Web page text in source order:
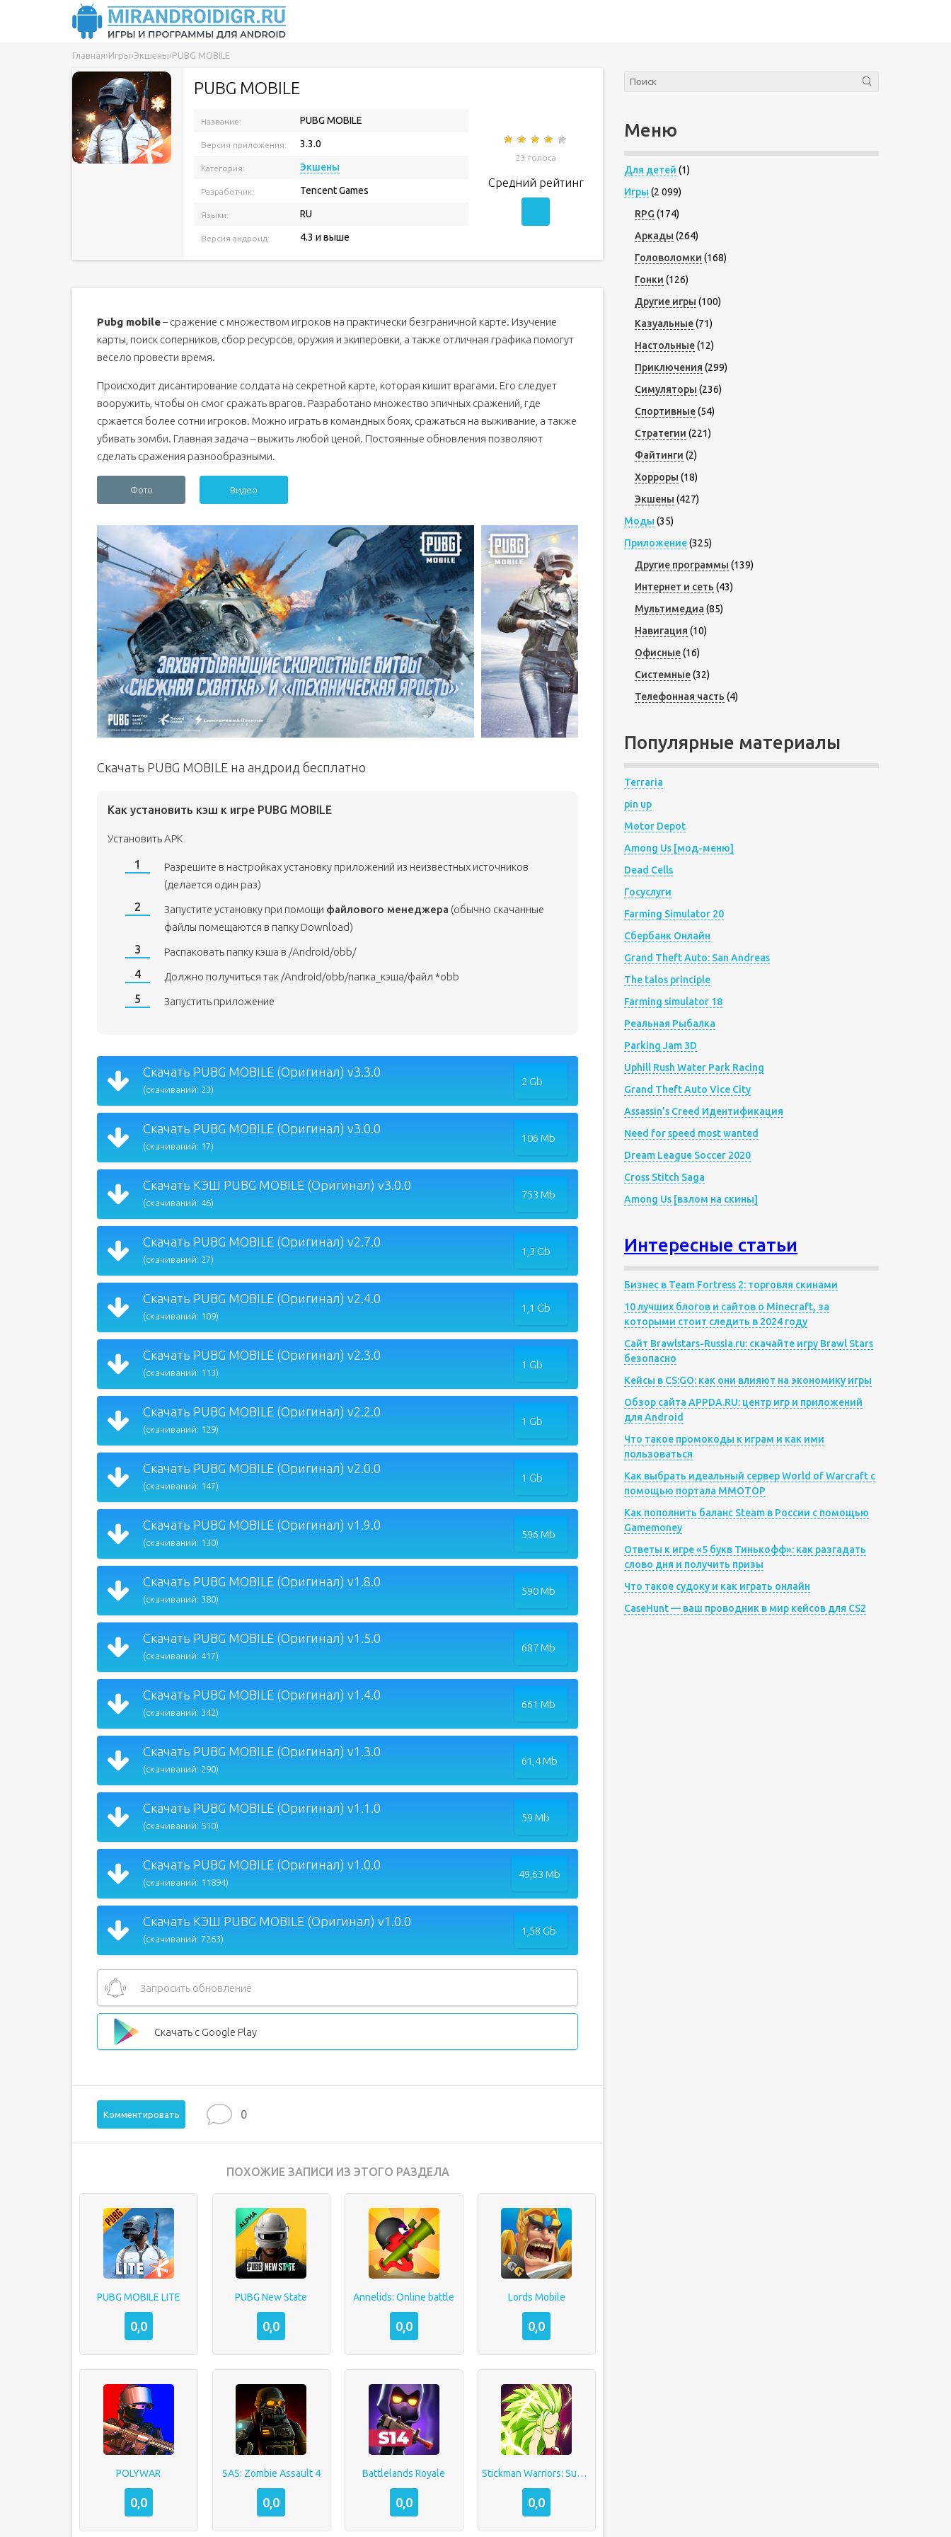
Главная›Игры›Экшены›PUBG MOBILE
PUBG MOBILE
Название: PUBG MOBILE
Версия приложения: 3.3.0
Категория: Экшены
Разработчик: Tencent Games
Языки: RU
Версия андроид: 4.3 и выше
23 голоса
Средний рейтинг
Pubg mobile– сражение с множеством игроков на практически безграничной карте. Изучение
карты, поиск соперников, сбор ресурсов, оружия и экиперовки, а также отличная графика помогут
весело провести время.
Происходит дисантирование солдата на секретной карте, которая кишит врагами. Его следует
вооружить, чтобы он смог сражать врагов. Разработано множество эпичных сражений, где
сржается более сотни игроков. Можно играть в командных боях, сражаться на выживание, а также
убивать зомби. Главная задача – выжить любой ценой. Постоянные обновления позволяют
сделать сражения разнообразными.
Фото Видео
Скачать PUBG MOBILE на андроид бесплатно
Как установить кэш к игре PUBG MOBILE
Установить APK
Разрешите в настройках установку приложений из неизвестных источников
(делается один раз)
Запустите установку при помощи файлового менеджера (обычно скачанные
файлы помещаются в папку Download)
Распаковать папку кэша в /Android/obb/
Должно получиться так /Android/obb/папка_кэша/файл *obb
Запустить приложение
Скачать PUBG MOBILE (Оригинал) v3.3.0
(скачиваний: 23)
2 Gb
Скачать PUBG MOBILE (Оригинал) v3.0.0
(скачиваний: 17)
106 Mb
Скачать КЭШ PUBG MOBILE (Оригинал) v3.0.0
(скачиваний: 46)
753 Mb
Скачать PUBG MOBILE (Оригинал) v2.7.0
(скачиваний: 27)
1,3 Gb
Скачать PUBG MOBILE (Оригинал) v2.4.0
(скачиваний: 109)
1,1 Gb
Скачать PUBG MOBILE (Оригинал) v2.3.0
(скачиваний: 113)
1 Gb
Скачать PUBG MOBILE (Оригинал) v2.2.0
(скачиваний: 129)
1 Gb
Скачать PUBG MOBILE (Оригинал) v2.0.0
(скачиваний: 147)
1 Gb
Скачать PUBG MOBILE (Оригинал) v1.9.0
(скачиваний: 130)
596 Mb
Скачать PUBG MOBILE (Оригинал) v1.8.0
(скачиваний: 380)
590 Mb
Скачать PUBG MOBILE (Оригинал) v1.5.0
(скачиваний: 417)
687 Mb
Скачать PUBG MOBILE (Оригинал) v1.4.0
(скачиваний: 342)
661 Mb
Скачать PUBG MOBILE (Оригинал) v1.3.0
(скачиваний: 290)
61,4 Mb
Скачать PUBG MOBILE (Оригинал) v1.1.0
(скачиваний: 510)
59 Mb
Скачать PUBG MOBILE (Оригинал) v1.0.0
(скачиваний: 11894)
49,63 Mb
Скачать КЭШ PUBG MOBILE (Оригинал) v1.0.0
(скачиваний: 7263)
1,58 Gb
Запросить обновление
Скачать с Google Play
Комментировать 0
ПОХОЖИЕ ЗАПИСИ ИЗ ЭТОГО РАЗДЕЛА
PUBG MOBILE LITE
0,0
PUBG New State
0,0
Annelids: Online battle
0,0
Lords Mobile
0,0
POLYWAR
0,0
SAS: Zombie Assault 4
0,0
Battlelands Royale
0,0
Stickman Warriors: Super Dragon Shadow Fight
0,0
Меню
Для детей (1)
Игры (2 099)
RPG (174)
Аркады (264)
Головоломки (168)
Гонки (126)
Другие игры (100)
Казуальные(71)
Настольные(12)
Приключения (299)
Симуляторы (236)
Спортивные(54)
Стратегии (221)
Файтинги (2)
Хорроры (18)
Экшены (427)
Моды (35)
Приложение(325)
Другие программы (139)
Интернет и сеть (43)
Мультимедиа (85)
Навигация (10)
Офисные(16)
Системные(32)
Телефонная часть (4)
Популярные материалы
Terraria
pin up
Motor Depot
Among Us [мод-меню]
Dead Cells
Госуслуги
Farming Simulator 20
Сбербанк Онлайн
Grand Theft Auto: San Andreas
The talos principle
Farming simulator 18
Реальная Рыбалка
Parking Jam 3D
Uphill Rush Water Park Racing
Grand Theft Auto Vice City
Assassin’s Creed Идентификация
Need for speed most wanted
Dream League Soccer 2020
Cross Stitch Saga
Among Us [взлом на скины]
Интересные статьи
Бизнес в Team Fortress 2: торговля скинами
10 лучших блогов и сайтов о Minecraft, за
которыми стоит следить в 2024 году
Сайт Brawlstars-Russia.ru: скачайте игру Brawl Stars
безопасно
Кейсы в CS:GO: как они влияют на экономику игры
Обзор сайта APPDA.RU: центр игр и приложений
для Android
Что такое промокоды к играм и как ими
пользоваться
Как выбрать идеальный сервер World of Warcraft с
помощью портала MMOTOP
Как пополнить баланс Steam в России с помощью
Gamemoney
Ответы к игре «5 букв Тинькофф»: как разгадать
слово дня и получить призы
Что такое судоку и как играть онлайн
CaseHunt — ваш проводник в мир кейсов для CS2